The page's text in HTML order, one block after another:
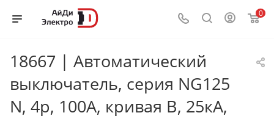
0
18667 | Автоматический
выключатель, серия NG125
N, 4p, 100А, кривая B, 25кА,